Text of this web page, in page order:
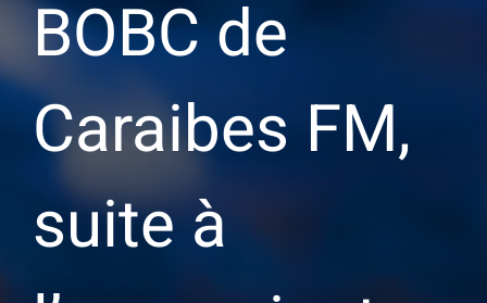
BOBC de
Caraibes FM,
suite à